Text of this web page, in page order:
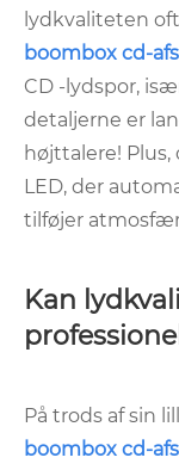
lydkvaliteten
boombox cd-
CD -lydspor,
detaljerne er
højttalere!
LED, der
tilføjer
Kan
På trods af sin
boombox cd-